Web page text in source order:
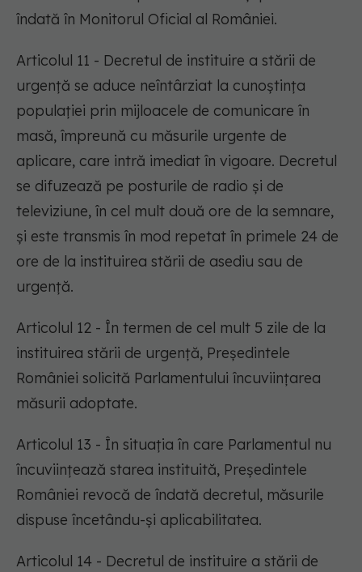
îndată în Monitorul Oficial al României.
Articolul 11 - Decretul de instituire a stării de
urgență se aduce neîntârziat la cunoștința
populației prin mijloacele de comunicare în
masă, împreună cu măsurile urgente de
aplicare, care intră imediat în vigoare. Decretul
se difuzează pe posturile de radio și de
televiziune, în cel mult două ore de la semnare,
și este transmis în mod repetat în primele 24 de
ore de la instituirea stării de asediu sau de
urgență.
Articolul 12 - În termen de cel mult 5 zile de la
instituirea stării de urgență, Președintele
României solicită Parlamentului încuviințarea
măsurii adoptate.
Articolul 13 - În situația în care Parlamentul nu
încuviințează starea instituită, Președintele
României revocă de îndată decretul, măsurile
dispuse încetându-și aplicabilitatea.
Articolul 14 - Decretul de instituire a stării de